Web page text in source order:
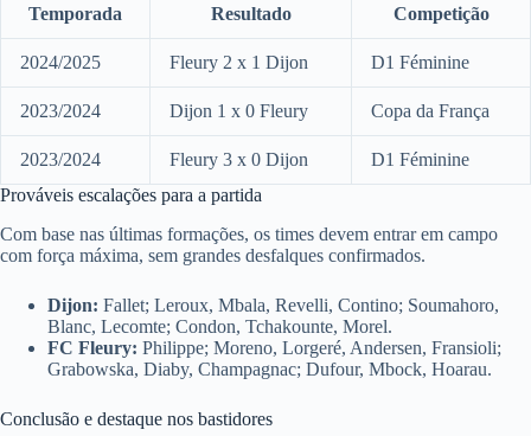
Temporada Resultado Competição
2024/2025 Fleury 2 x 1 Dijon D1 Féminine
2023/2024 Dijon 1 x 0 Fleury Copa da França
2023/2024 Fleury 3 x 0 Dijon
D1 Féminine
Prováveis escalações para a partida
Com base nas últimas formações, os times devem entrar em campo
com força máxima, sem grandes desfalques confirmados.
Dijon: Fallet; Leroux, Mbala, Revelli, Contino; Soumahoro,
Blanc, Lecomte; Condon, Tchakounte, Morel.
FC Fleury: Philippe; Moreno, Lorgeré, Andersen, Fransioli;
Grabowska, Diaby, Champagnac; Dufour, Mbock, Hoarau.
Conclusão e destaque nos bastidores